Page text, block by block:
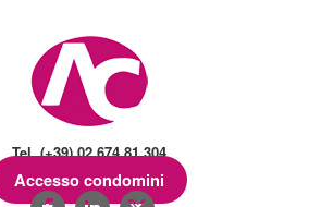
Tel. (+39) 02.674.81.304
Accesso condomini